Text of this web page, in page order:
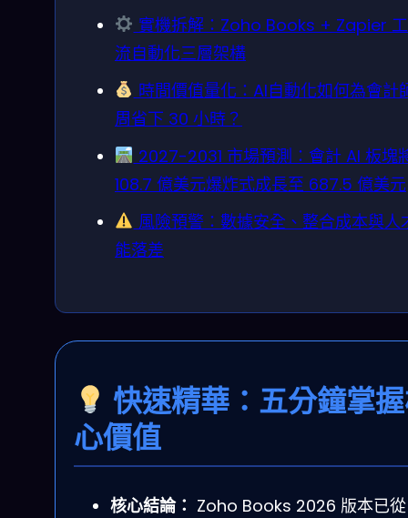
實機拆解：Zoho Books + Zapier
流自動化三層架構
時間價值量化：AI自動化如何為會計
周省下 30 小時？
2027-2031 市場預測：會計 AI 板塊
108.7 億美元爆炸式成長至 687.5 億美元
風險預警：數據安全、整合成本與人
能落差
快速精華：五分鐘掌
心價值
核心結論： Zoho Books 2026 版本已